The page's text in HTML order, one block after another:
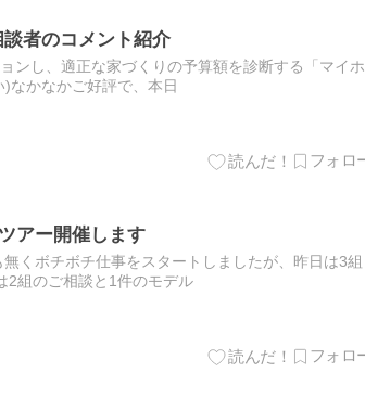
者のコメント紹介
ンし、適正な家づくりの予算額を診断する「マイホ
なかなかご好評で、本日
アー開催します
くボチボチ仕事をスタートしましたが、昨日は3組
2組のご相談と1件のモデル